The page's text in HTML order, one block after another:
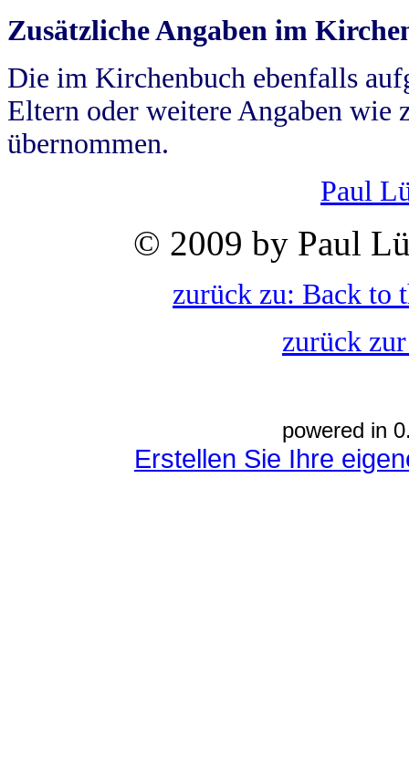
Zusätzliche Angaben im
Die im Kirchenbuch ebenfalls
Eltern oder weitere Angaben wie
übernommen.
Paul
© 2009 by Paul
zurück zu: Back to
zurück
powered in
Erstellen Sie Ihre